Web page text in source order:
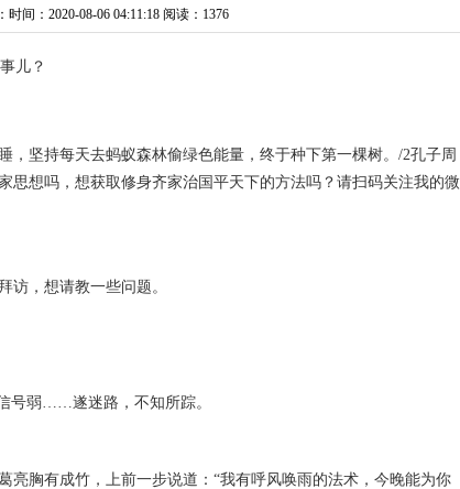
时间：2020-08-06 04:11:18 阅读：1376
，坚持每天去蚂蚁森林偷绿色能量，终于种下第一棵树。/2孔子周
思想吗，想获取修身齐家治国平天下的方法吗？请扫码关注我的微
访，想请教一些问题。
号弱……遂迷路，不知所踪。
亮胸有成竹，上前一步说道：“我有呼风唤雨的法术，今晚能为你